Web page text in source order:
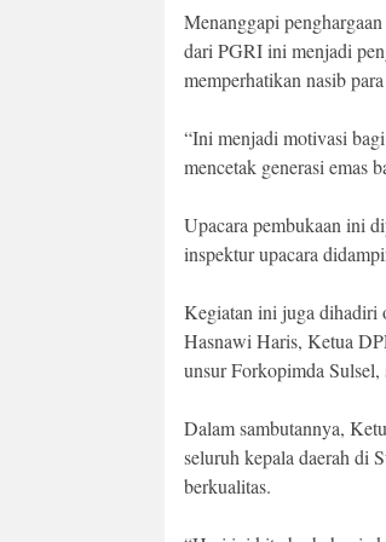
Menanggapi
dari PGRI ini menjadi
memperhatikan nasib
“Ini menjadi motivasi
mencetak generasi emas
Upacara pembukaan ini
inspektur upacara
Kegiatan ini juga
Hasnawi Haris, Ketua
unsur Forkopimda Sulsel,
Dalam sambutannya,
seluruh kepala daerah di
berkualitas.